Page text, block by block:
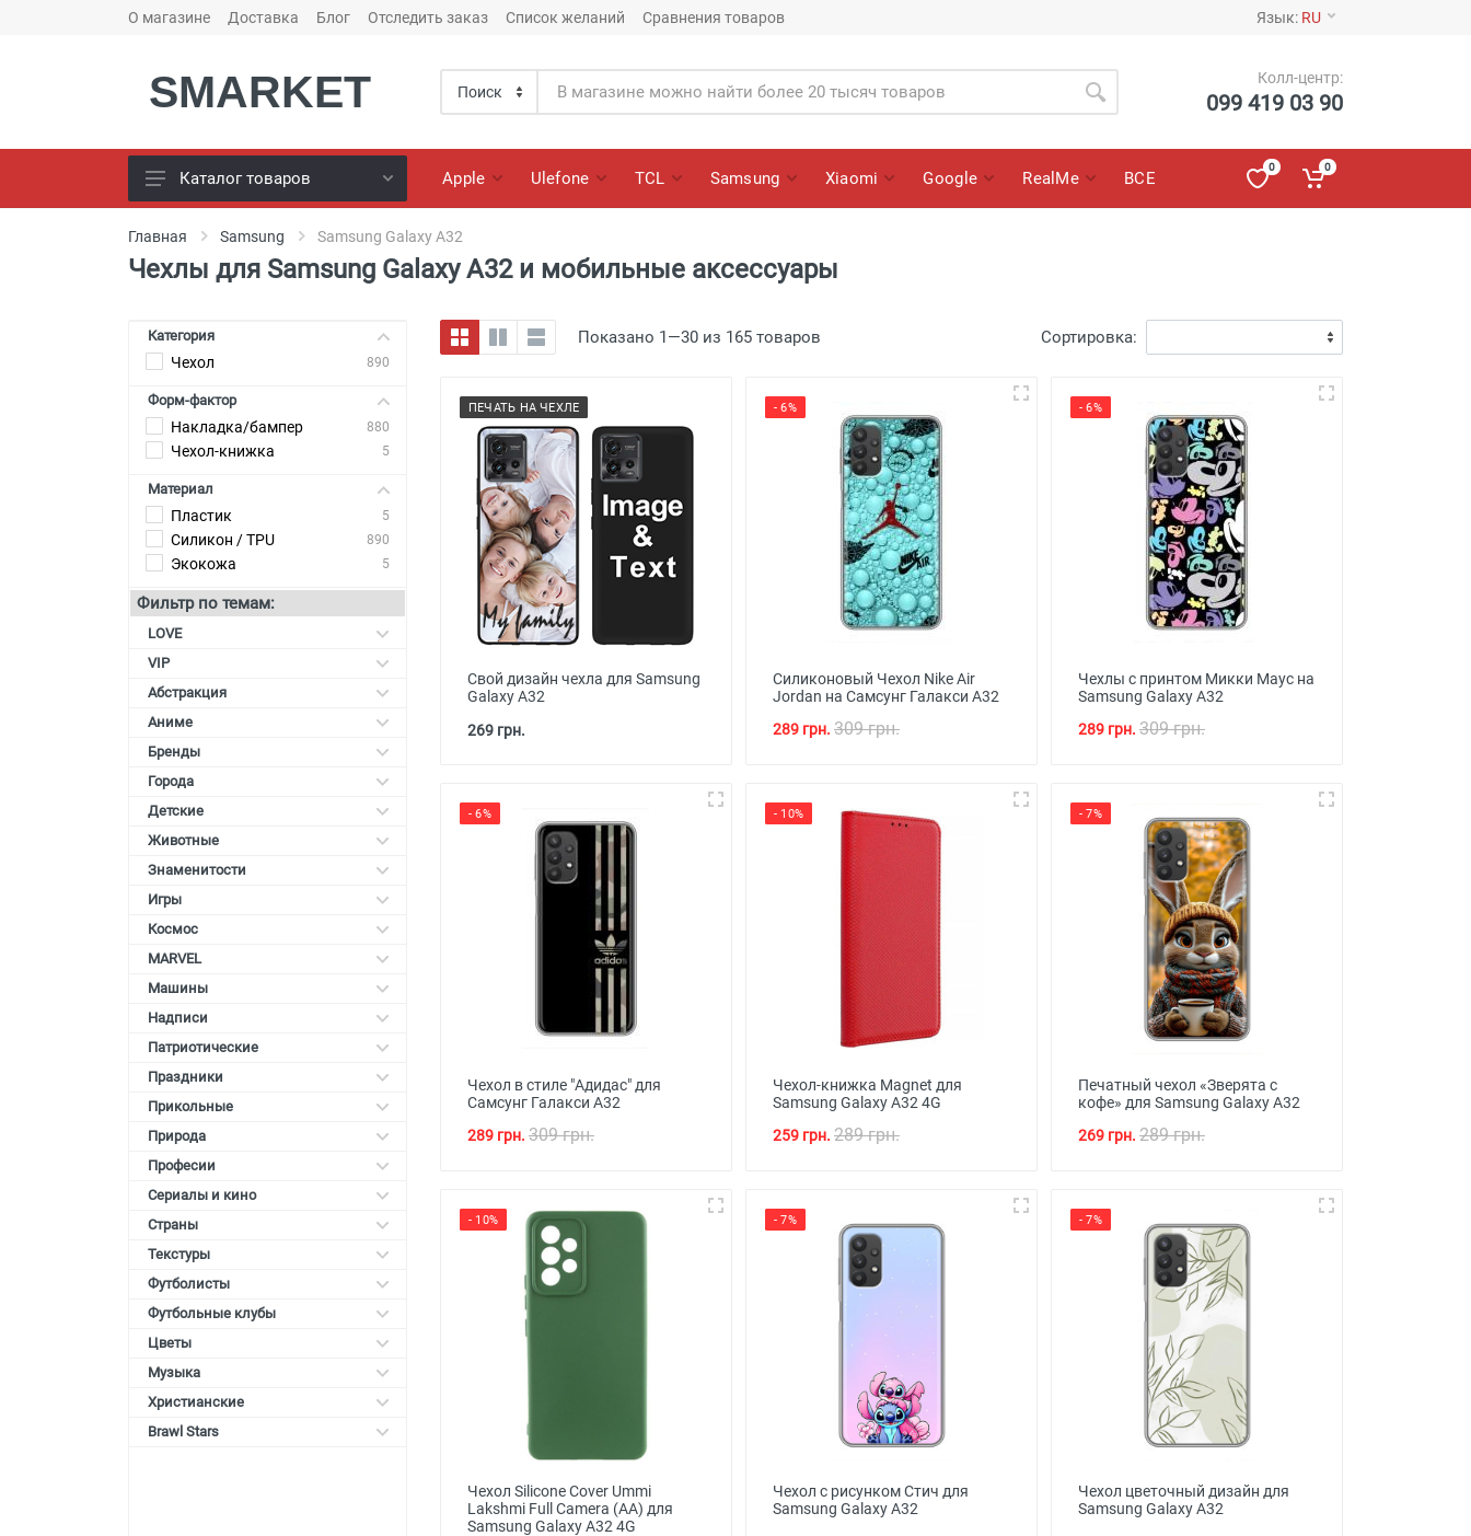
О магазине Доставка Блог Отследить заказ Список желаний Сравнения товаров Язык: RU
SMARKET Колл-центр:
099 419 03 90
Чехлы для телефонов
Конструктор чехлов
Bluetooth колоноки
Универсальные наушники
Зарядные Устройства
Кабели для смартфонов
Карты памяти
Автоаксессуары для
Смарт гаджеты и аксессуары
Другие аксессуары
Каталог товаров Apple Ulefone TCL Samsung Xiaomi Google RealMe ВСЕ
0 0
Главная Samsung Samsung Galaxy A32
Чехлы для Samsung Galaxy A32 и мобильные аксессуары
Категория
Чехол 890
Форм-фактор
Накладка/бампер 880
Чехол-книжка 5
Материал
Пластик 5
Силикон / TPU 890
Экокожа 5
Фильтр по темам:
LOVE
VIP
Абстракция
Аниме
Бренды
Города
Детские
Животные
Знаменитости
Игры
Космос
MARVEL
Машины
Надписи
Патриотические
Праздники
Прикольные
Природа
Професии
Сериалы и кино
Страны
Текстуры
Футболисты
Футбольные клубы
Цветы
Музыка
Христианские
Brawl Stars
Показано 1—30 из 165 товаров Сортировка:
ПЕЧАТЬ НА ЧЕХЛЕ
Свой дизайн чехла для Samsung
Galaxy A32
269 грн.
- 6%
Силиконовый Чехол Nike Air
Jordan на Самсунг Галакси А32
289 грн. 309 грн.
- 6%
Чехлы с принтом Микки Маус на
Samsung Galaxy A32
289 грн. 309 грн.
- 6%
Чехол в стиле "Адидас" для
Самсунг Галакси А32
289 грн. 309 грн.
- 10%
Чехол-книжка Magnet для
Samsung Galaxy A32 4G
259 грн. 289 грн.
- 7%
Печатный чехол «Зверята с
кофе» для Samsung Galaxy A32
269 грн. 289 грн.
- 10%
Чехол Silicone Cover Ummi
Lakshmi Full Camera (AA) для
Samsung Galaxy A32 4G
- 7%
Чехол с рисунком Стич для
Samsung Galaxy A32
- 7%
Чехол цветочный дизайн для
Samsung Galaxy A32